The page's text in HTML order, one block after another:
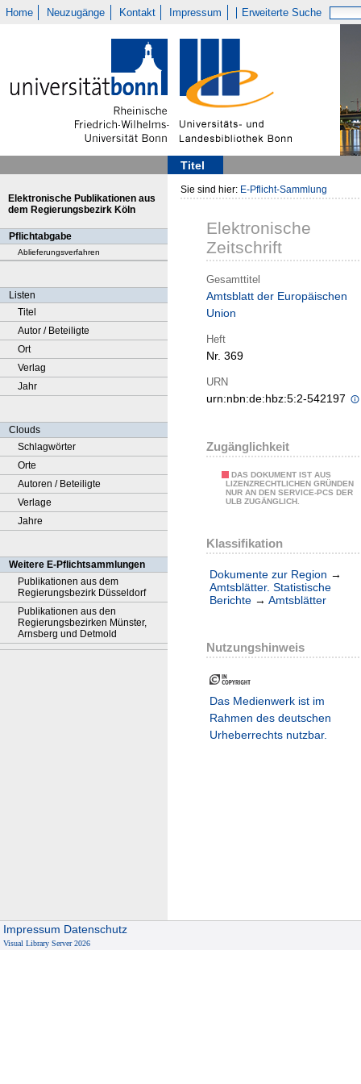
Home Neuzugänge Kontakt Impressum Erweiterte Suche
Titel
Elektronische Publikationen aus
dem Regierungsbezirk Köln
Pflichtabgabe
Ablieferungsverfahren
Listen
Titel
Autor / Beteiligte
Ort
Verlag
Jahr
Clouds
Schlagwörter
Orte
Autoren / Beteiligte
Verlage
Jahre
Weitere E-Pflichtsammlungen
Publikationen aus dem
Regierungsbezirk Düsseldorf
Publikationen aus den
Regierungsbezirken Münster,
Arnsberg und Detmold
Sie sind hier: E-Pflicht-Sammlung
Elektronische
Zeitschrift
Gesamttitel
Amtsblatt der Europäischen
Union
Heft
Nr. 369
URN
urn:nbn:de:hbz:5:2-542197
Zugänglichkeit
DAS DOKUMENT IST AUS
LIZENZRECHTLICHEN GRÜNDEN
NUR AN DEN SERVICE-PCS DER
ULB ZUGÄNGLICH.
Klassifikation
Dokumente zur Region →
Amtsblätter. Statistische
Berichte → Amtsblätter
Nutzungshinweis
Das Medienwerk ist im
Rahmen des deutschen
Urheberrechts nutzbar.
Impressum Datenschutz
Visual Library Server 2026